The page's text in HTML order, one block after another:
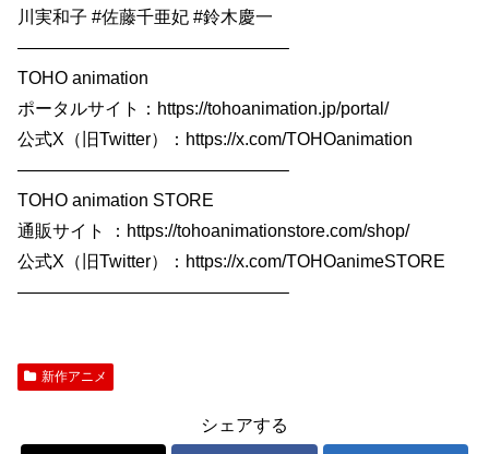
川実和子 #佐藤千亜妃 #鈴木慶一
———————————————–
TOHO animation
ポータルサイト：https://tohoanimation.jp/portal/
公式X（旧Twitter）：https://x.com/TOHOanimation
———————————————–
TOHO animation STORE
通販サイト ：https://tohoanimationstore.com/shop/
公式X（旧Twitter）：https://x.com/TOHOanimeSTORE
———————————————–
新作アニメ
シェアする